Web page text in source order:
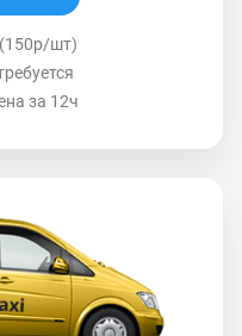
шт)
за 12ч